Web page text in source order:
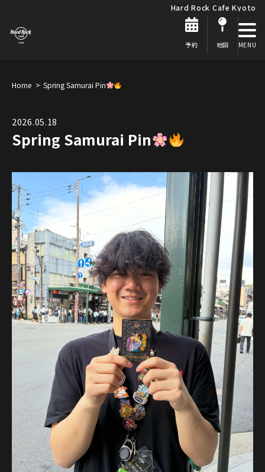
Hard Rock Cafe Kyoto
予約 地図
Home Spring Samurai Pin
2026.05.18
Spring Samurai Pin